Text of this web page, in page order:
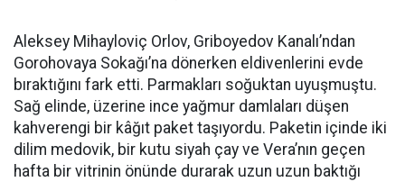
Aleksey Mihayloviç Orlov, Griboyedov Kanalı’ndan
Gorohovaya Sokağı’na dönerken eldivenlerini evde
bıraktığını fark etti. Parmakları soğuktan uyuşmuştu.
Sağ elinde, üzerine ince yağmur damlaları düşen
kahverengi bir kâğıt paket taşıyordu. Paketin içinde iki
dilim medovik, bir kutu siyah çay ve Vera’nın geçen
hafta bir vitrinin önünde durarak uzun uzun baktığı